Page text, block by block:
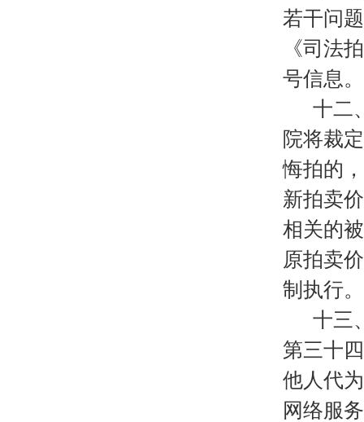
若干问
《司法
号信息。
十二
院将裁
悔拍的
新拍卖
相关的
原拍卖
制执行。
十三
第三十
他人代
网络服